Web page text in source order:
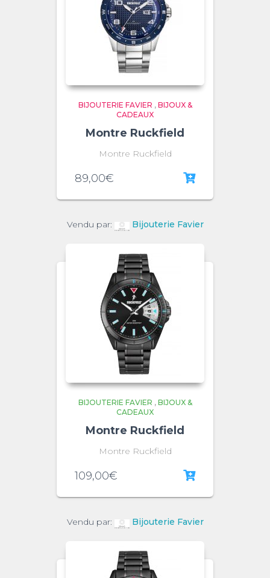
BIJOUTERIE FAVIER , BIJOUX &
CADEAUX
Montre Ruckfield
Montre Ruckfield
89,00€
Vendu par: Bijouterie Favier
BIJOUTERIE FAVIER , BIJOUX &
CADEAUX
Montre Ruckfield
Montre Ruckfield
109,00€
Vendu par: Bijouterie Favier